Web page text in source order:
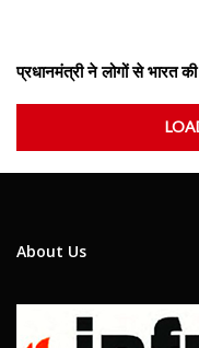
प्रधानमंत्री ने लोगों से भारत
About Us